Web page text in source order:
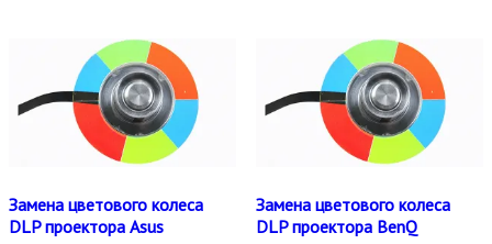
Замена цветового колеса
DLP проектора Asus
Замена цветового колеса
DLP проектора BenQ